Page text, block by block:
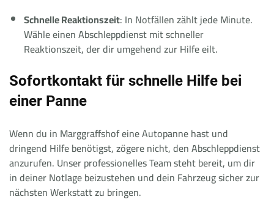
Schnelle Reaktionszeit: In Notfällen zählt jede Minute.
Wähle einen Abschleppdienst mit schneller
Reaktionszeit, der dir umgehend zur Hilfe eilt.
Sofortkontakt für schnelle Hilfe bei
einer Panne
Wenn du in Marggraffshof eine Autopanne hast und
dringend Hilfe benötigst, zögere nicht, den Abschleppdienst
anzurufen. Unser professionelles Team steht bereit, um dir
in deiner Notlage beizustehen und dein Fahrzeug sicher zur
nächsten Werkstatt zu bringen.